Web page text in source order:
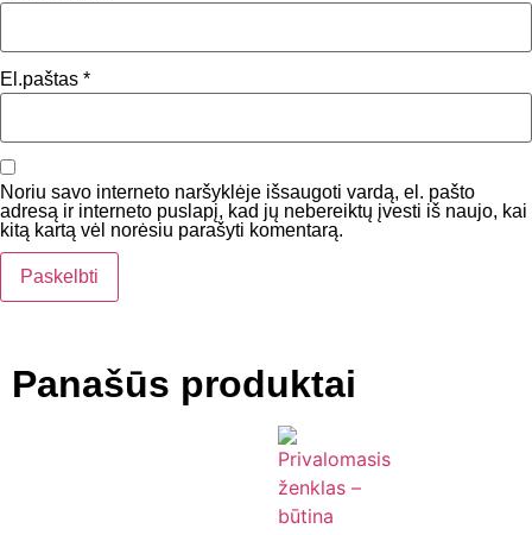
El.paštas *
Noriu savo interneto naršyklėje išsaugoti vardą, el. pašto
adresą ir interneto puslapį, kad jų nebereiktų įvesti iš naujo, kai
kitą kartą vėl norėsiu parašyti komentarą.
Panašūs produktai